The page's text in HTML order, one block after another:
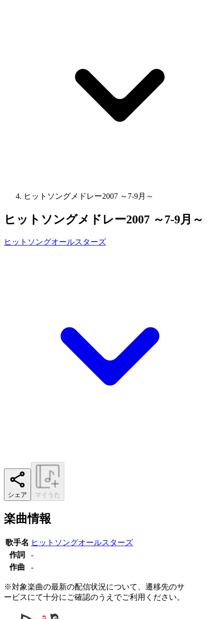
ヒットソングメドレー2007 ～7-9月～
ヒットソングメドレー2007 ～7-9月～
ヒットソングオールスターズ
シェア マイうた
楽曲情報
歌手名 ヒットソングオールスターズ
作詞
-
作曲
-
※対象楽曲の最新の配信状況について、遷移先のサ
ービスにて十分にご確認のうえでご利用ください。